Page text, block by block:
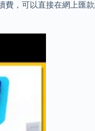
，可以直接在網上匯